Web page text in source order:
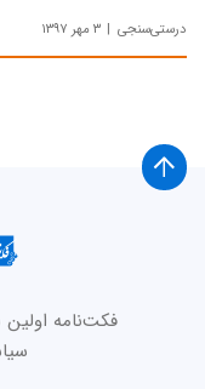
درستی‌سنجی ۳ مهر ۱۳۹۷
فکت‌نامه